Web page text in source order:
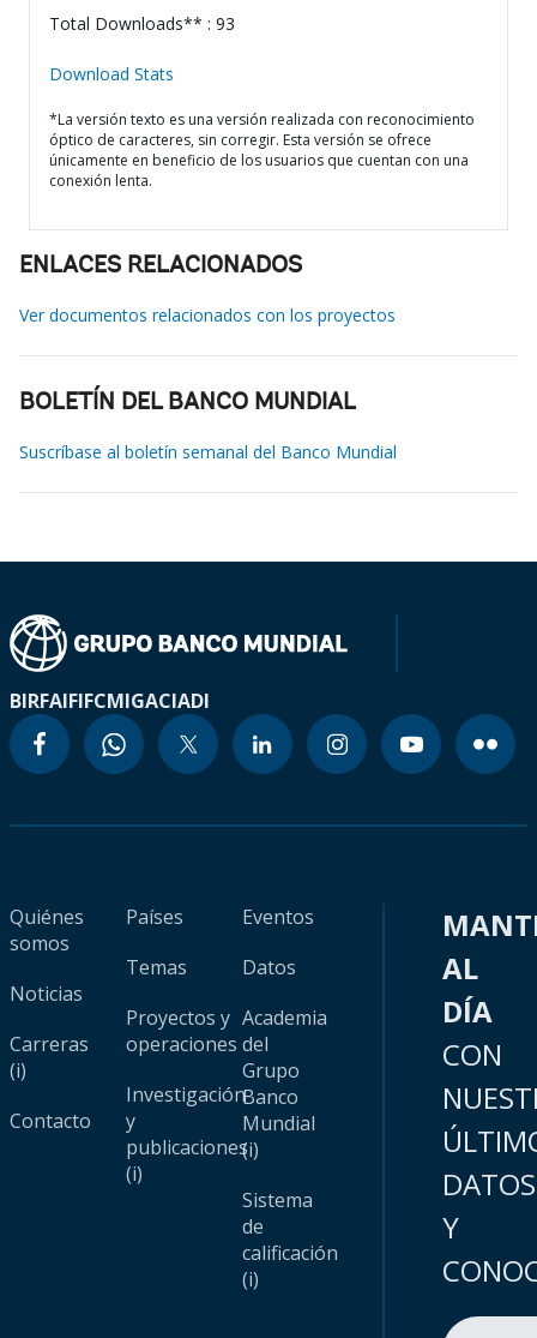
Total Downloads** : 93
Download Stats
*La versión texto es una versión realizada con reconocimiento
óptico de caracteres, sin corregir. Esta versión se ofrece
únicamente en beneficio de los usuarios que cuentan con una
conexión lenta.
ENLACES RELACIONADOS
Ver documentos relacionados con los proyectos
BOLETÍN DEL BANCO MUNDIAL
Suscríbase al boletín semanal del Banco Mundial
BIRFAIFIFCMIGACIADI
Quiénes
somos
Noticias
Carreras
(i)
Contacto
Países
Temas
Proyectos y
operaciones
Investigación
y
publicaciones
(i)
Eventos
Datos
Academia
del
Grupo
Banco
Mundial
(i)
Sistema
de
calificación
(i)
AL
DÍA
CON
DATOS
Y